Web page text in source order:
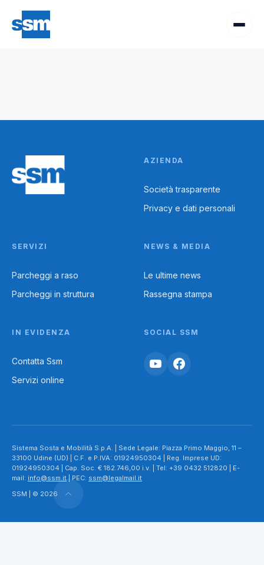
AZIENDA
Società trasparente
Privacy e dati personali
SERVIZI
Parcheggi a raso
Parcheggi in struttura
NEWS & MEDIA
Le ultime news
Rassegna stampa
IN EVIDENZA
Contatta Ssm
Servizi online
SOCIAL SSM
Sistema Sosta e Mobilità S.p.A. | Sede Legale: Piazza Primo Maggio, 11 –
33100 Udine (UD) | C.F. e P.IVA: 01924950304 | Reg. Imprese UD:
01924950304 | Cap. Soc. € 182.746,00 i.v. | Tel: +39 0432 512820 | E-
mail: info@ssm.it | PEC: ssm@legalmail.it
SSM | © 2026